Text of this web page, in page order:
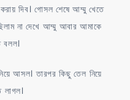
দিব। গোসল শেষে আম্মু খেতে
না দেখে আম্মু আবার আমাকে
বলল।
আসল। তারপর কিছু তেল নিয়ে